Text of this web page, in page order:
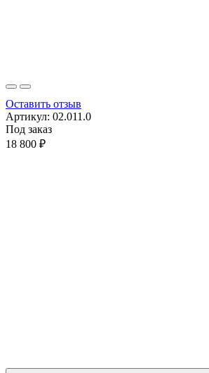
Оставить отзыв
Артикул: 02.011.0
Под заказ
18 800 ₽